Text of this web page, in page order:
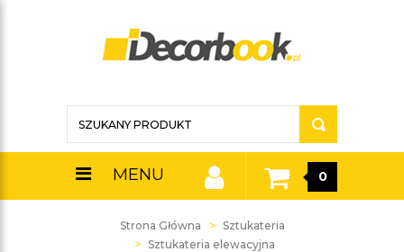
MENU 0
Strona Główna
Sztukateria
Sztukateria elewacyjna